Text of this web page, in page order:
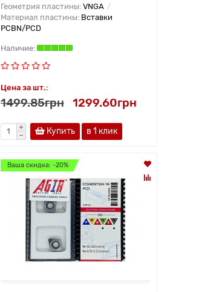
Геометрия пластины: VNGA
Материал пластины: Вставки
PCBN/PCD
Цена за шт.:
1499.85грн 1299.60грн
Купить в 1 клик
Ваша скидка: -20%